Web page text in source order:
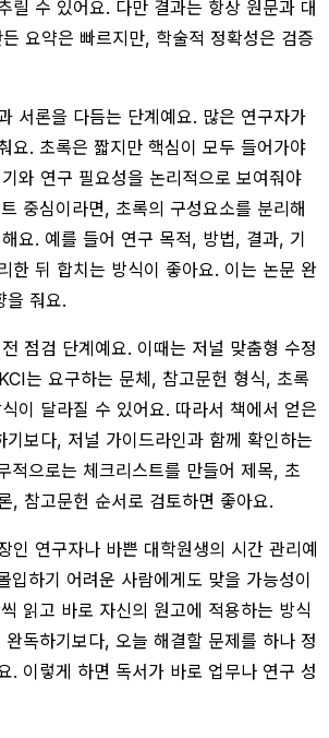
릴 수 있어요. 다만 결과는 항상 원문과 대
요약은 빠르지만, 학술적 정확성은 검증
서론을 다듬는 단계예요. 많은 연구자가
요. 초록은 짧지만 핵심이 모두 들어가야
와 연구 필요성을 논리적으로 보여줘야
중심이라면, 초록의 구성요소를 분리해
요. 예를 들어 연구 목적, 방법, 결과, 기
한 뒤 합치는 방식이 좋아요. 이는 논문 완
을 줘요.
점검 단계예요. 이때는 저널 맞춤형 수정
는 요구하는 문체, 참고문헌 형식, 초록
이 달라질 수 있어요. 따라서 책에서 얻은
기보다, 저널 가이드라인과 함께 확인하는
적으로는 체크리스트를 만들어 제목, 초
, 참고문헌 순서로 검토하면 좋아요.
인 연구자나 바쁜 대학원생의 시간 관리예
입하기 어려운 사람에게도 맞을 가능성이
읽고 바로 자신의 원고에 적용하는 방식
독하기보다, 오늘 해결할 문제를 하나 정
. 이렇게 하면 독서가 바로 업무나 연구 성